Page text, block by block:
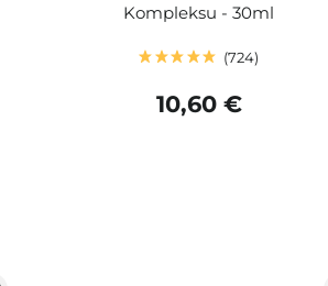
Kompleksu - 30ml
724
10,60 €